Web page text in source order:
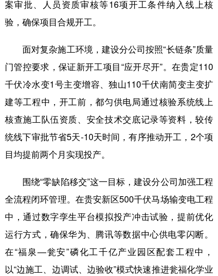
案审批、人员资质审核等16项开工条件纳入线上核
验，确保项目合规开工。
面对复杂施工环境，建设分公司按照“长链条”质量
门管控要求，保证新开工项目“应开尽开”。在贵定110
千伏冷水变1号主变增容、独山110千伏南简变主变扩
建等工程中，开工前，都匀供电局通过核验系统线上
核查施工队伍资质、安全技术交底记录等资料，较传
统线下审批节省5天-10天时间，有序推动开工，2个项
目均提前两个月实现投产。
围绕“零缺陷移交”这一目标，建设分公司加强工程
全流程闭环管理。在贵安新区500千伏马场输变电工程
中，通过数字孪生平台模拟投产冲击试验，提前优化
运行方式，确保华为、腾讯等数据中心供电零闪断。
在“福泉—瓮安”磷化工千亿产业园区配套工程中，
以“边施工、边调试、边验收”模式快速推进瓮福化学业